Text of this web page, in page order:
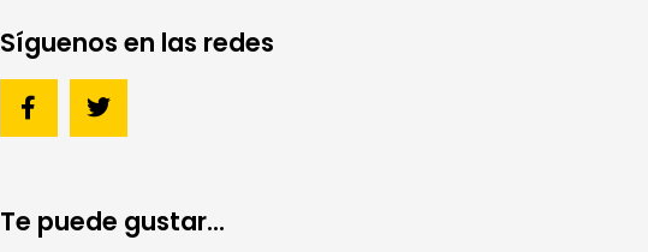
Síguenos en las redes
Te puede gustar...